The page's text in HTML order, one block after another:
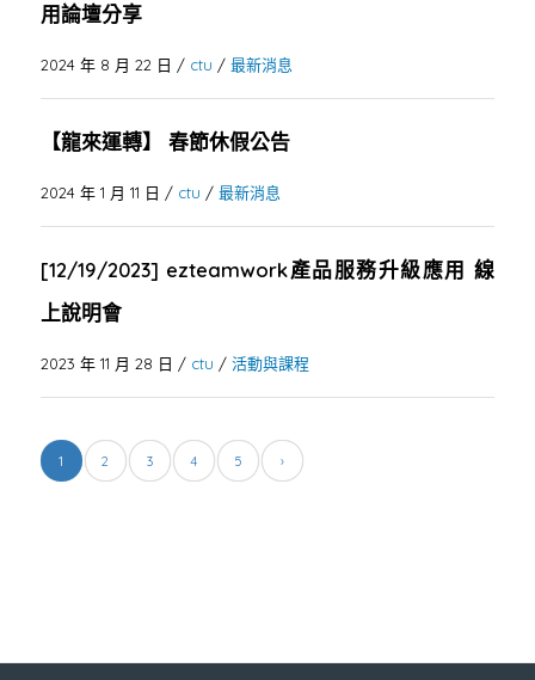
用論壇分享
2024 年 8 月 22 日 / ctu / 最新消息
【龍來運轉】 春節休假公告
2024 年 1 月 11 日 / ctu / 最新消息
[12/19/2023] ezteamwork產品服務升級應用 線
上說明會
2023 年 11 月 28 日 / ctu / 活動與課程
1 2 3 4 5 ›